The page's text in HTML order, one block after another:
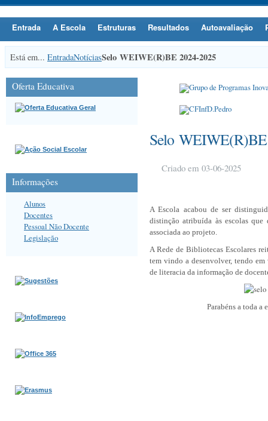
Entrada A Escola Estruturas Resultados Autoavaliação
Está em... EntradaNotíciasSelo WEIWE(R)BE 2024-2025
Selo
Criado em 03-06-2025
A Escola acabou de ser
distinção atribuída às escolas
associada ao projeto.
A Rede de Bibliotecas Escolares
tem vindo a desenvolver, tendo
de literacia da informação de
Parabéns a toda
Oferta Educativa
Informações
Alunos
Docentes
Pessoal Não Docente
Legislação